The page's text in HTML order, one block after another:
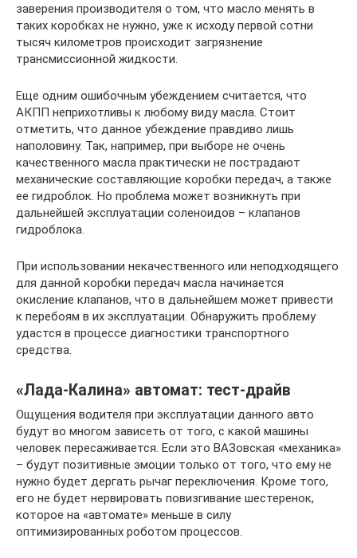
заверения производителя о том, что масло менять в
таких коробках не нужно, уже к исходу первой сотни
тысяч километров происходит загрязнение
трансмиссионной жидкости.
Еще одним ошибочным убеждением считается, что
АКПП неприхотливы к любому виду масла. Стоит
отметить, что данное убеждение правдиво лишь
наполовину. Так, например, при выборе не очень
качественного масла практически не пострадают
механические составляющие коробки передач, а также
ее гидроблок. Но проблема может возникнуть при
дальнейшей эксплуатации соленоидов – клапанов
гидроблока.
При использовании некачественного или неподходящего
для данной коробки передач масла начинается
окисление клапанов, что в дальнейшем может привести
к перебоям в их эксплуатации. Обнаружить проблему
удастся в процессе диагностики транспортного
средства.
«Лада-Калина» автомат: тест-драйв
Ощущения водителя при эксплуатации данного авто
будут во многом зависеть от того, с какой машины
человек пересаживается. Если это ВАЗовская «механика»
– будут позитивные эмоции только от того, что ему не
нужно будет дергать рычаг переключения. Кроме того,
его не будет нервировать повизгивание шестеренок,
которое на «автомате» меньше в силу
оптимизированных роботом процессов.